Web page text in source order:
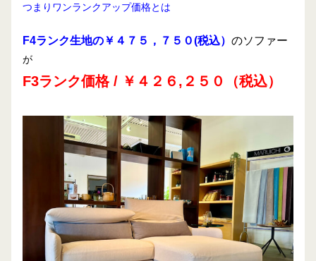
つまりワンランクアップ価格とは
F4ランク生地の￥４７５，７５０(税込） のソファー
が
F3ランク価格 / ￥４２６,２５０（税込）